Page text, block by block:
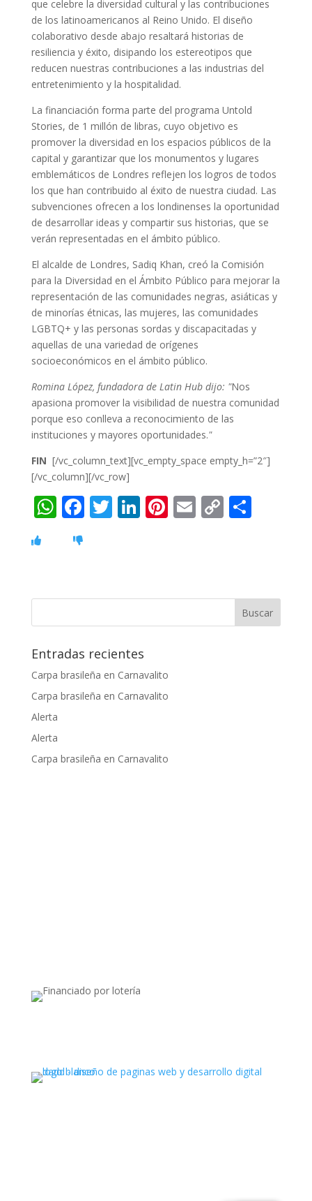
que celebre la diversidad cultural y las contribuciones
de los latinoamericanos al Reino Unido. El diseño
colaborativo desde abajo resaltará historias de
resiliencia y éxito, disipando los estereotipos que
reducen nuestras contribuciones a las industrias del
entretenimiento y la hospitalidad.
La financiación forma parte del programa Untold
Stories, de 1 millón de libras, cuyo objetivo es
promover la diversidad en los espacios públicos de la
capital y garantizar que los monumentos y lugares
emblemáticos de Londres reflejen los logros de todos
los que han contribuido al éxito de nuestra ciudad. Las
subvenciones ofrecen a los londinenses la oportunidad
de desarrollar ideas y compartir sus historias, que se
verán representadas en el ámbito público.
El alcalde de Londres, Sadiq Khan, creó la Comisión
para la Diversidad en el Ámbito Público para mejorar la
representación de las comunidades negras, asiáticas y
de minorías étnicas, las mujeres, las comunidades
LGBTQ+ y las personas sordas y discapacitadas y
aquellas de una variedad de orígenes
socioeconómicos en el ámbito público.
Romina López, fundadora de Latin Hub dijo: "Nos
apasiona promover la visibilidad de nuestra comunidad
porque eso conlleva a reconocimiento de las
instituciones y mayores oportunidades."
FIN [/vc_column_text][vc_empty_space empty_h=”2″]
[/vc_column][/vc_row]
W
at
A
p
p
F
o
o
T Li
dI
n
Pi
st
E C
Li
n
C
ar
ti
Entradas recientes
Carpa brasileña en Carnavalito
Carpa brasileña en Carnavalito
Alerta
Alerta
Carpa brasileña en Carnavalito